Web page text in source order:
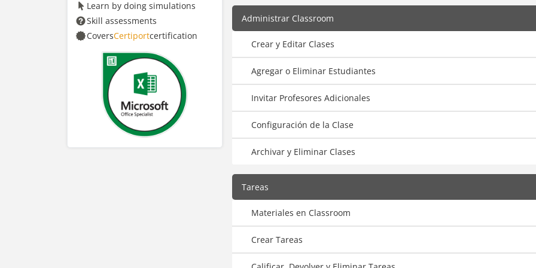
Learn by doing simulations
Skill assessments
CoversCertiportcertification
Administrar Classroom
Crear y Editar Clases
Agregar o Eliminar Estudiantes
Invitar Profesores Adicionales
Configuración de la Clase
Archivar y Eliminar Clases
Tareas
Materiales en Classroom
Crear Tareas